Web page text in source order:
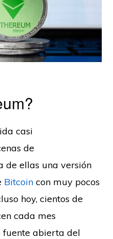
casi
de
de ellas una versión
Bitcoin con muy pocos
hoy, cientos de
cada mes
fuente abierta del